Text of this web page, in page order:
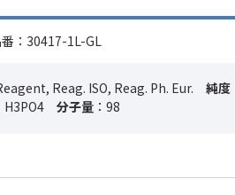
：30417-1L-GL
Reag. ISO, Reag. Ph. Eur. 純度
H3PO4
分子量 ：98